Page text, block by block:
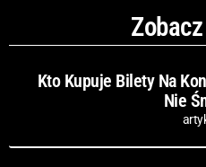
Kto Kupuje Bilety Na
Nie